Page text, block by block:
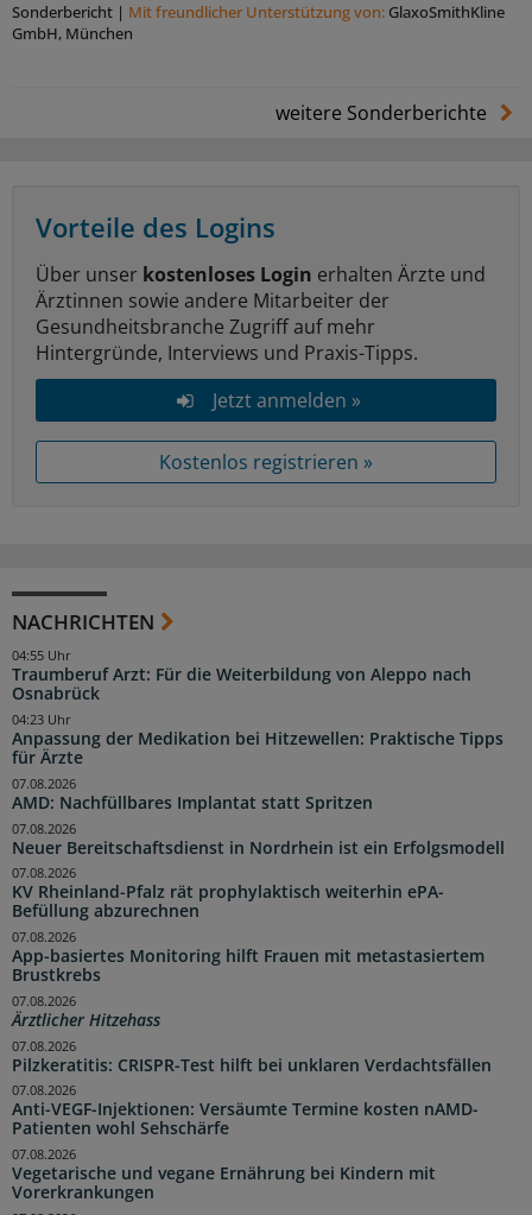
Sonderbericht | Mit freundlicher Unterstützung von: GlaxoSmithKline
GmbH, München
weitere Sonderberichte
Vorteile des Logins
Über unser kostenloses Login erhalten Ärzte und
Ärztinnen sowie andere Mitarbeiter der
Gesundheitsbranche Zugriff auf mehr
Hintergründe, Interviews und Praxis-Tipps.
Jetzt anmelden »
Kostenlos registrieren »
NACHRICHTEN
Traumberuf Arzt: Für die Weiterbildung von Aleppo nach
Osnabrück
04:55 Uhr
Anpassung der Medikation bei Hitzewellen: Praktische Tipps
für Ärzte
04:23 Uhr
AMD: Nachfüllbares Implantat statt Spritzen
07.08.2026
Neuer Bereitschaftsdienst in Nordrhein ist ein Erfolgsmodell
07.08.2026
KV Rheinland-Pfalz rät prophylaktisch weiterhin ePA-
Befüllung abzurechnen
07.08.2026
App-basiertes Monitoring hilft Frauen mit metastasiertem
Brustkrebs
07.08.2026
Ärztlicher Hitzehass
07.08.2026
Pilzkeratitis: CRISPR-Test hilft bei unklaren Verdachtsfällen
07.08.2026
Anti-VEGF-Injektionen: Versäumte Termine kosten nAMD-
Patienten wohl Sehschärfe
07.08.2026
Vegetarische und vegane Ernährung bei Kindern mit
Vorerkrankungen
07.08.2026